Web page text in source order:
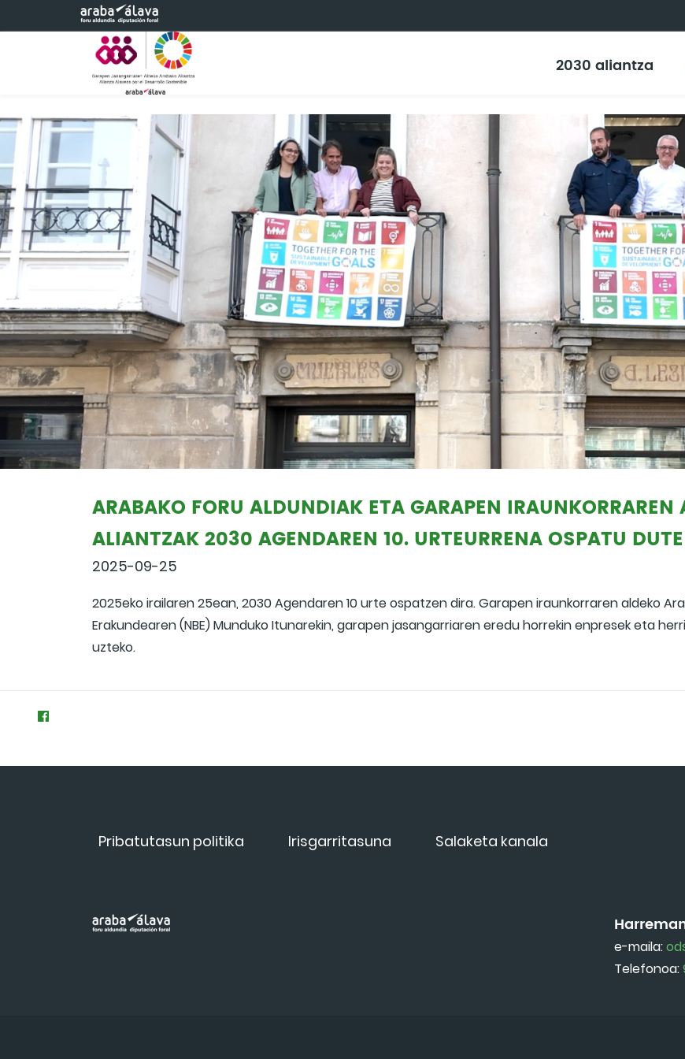
Eduki nagusira joan
2030 aliantza
ARABAKO FORU ALDUNDIAK ETA GARAPEN IRAUNKORRAREN
ALIANTZAK 2030 AGENDAREN 10. URTEURRENA OSPATU DUTE
2025-09-25
2025eko irailaren 25ean, 2030 Agendaren 10 urte ospatzen dira. Garapen iraunkorraren aldeko
Erakundearen (NBE) Munduko Itunarekin, garapen jasangarriaren eredu horrekin enpresek eta
uzteko.
Pribatutasun politika Irisgarritasuna Salaketa kanala
e-maila:
Telefonoa: